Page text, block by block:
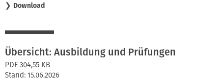
❯ Download
Übersicht: Ausbildung und Prüfungen
PDF 304,55 KB
Stand: 15.06.2026